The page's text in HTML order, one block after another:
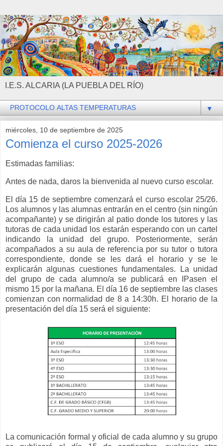
I.E.S. ALCARIA (LA PUEBLA DEL RÍO)
▼
miércoles, 10 de septiembre de 2025
Comienza el curso 2025-2026
Estimadas familias:
Antes de nada, daros la bienvenida al nuevo curso escolar.
El día 15 de septiembre comenzará el curso escolar 25/26.
Los alumnos y las alumnas entrarán en el centro (sin ningún
acompañante) y se dirigirán al patio donde los tutores y las
tutoras de cada unidad los estarán esperando con un cartel
indicando la unidad del grupo. Posteriormente, serán
acompañados a su aula de referencia por su tutor o tutora
correspondiente, donde se les dará el horario y se le
explicarán algunas cuestiones fundamentales. La unidad
del grupo de cada alumno/a se publicará en IPasen el
mismo 15 por la mañana. El día 16 de septiembre las clases
comienzan con normalidad de 8 a 14:30h. El horario de la
presentación del día 15 será el siguiente:
La comunicación formal y oficial de cada alumno y su grupo